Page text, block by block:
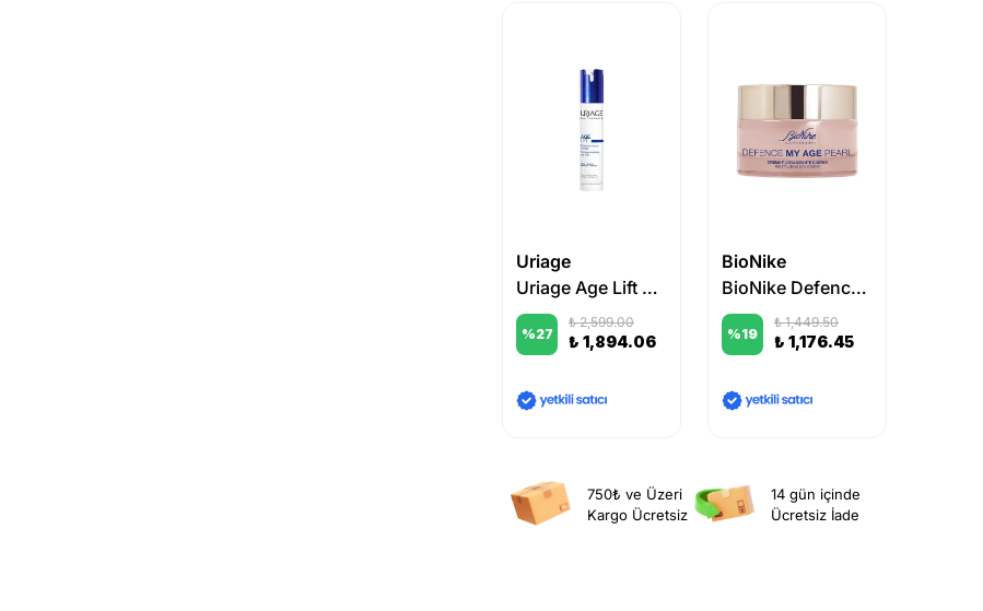
Uriage
Uriage Age Lift Firming Smoothing Day Fluid 40ml
%27
₺ 2,599.00
₺ 1,894.06
BioNike
BioNike Defence My Age Pearl Revitalising Day Cream 50 ml
%19
₺ 1,449.50
₺ 1,176.45
750₺ ve Üzeri
Kargo Ücretsiz
14 gün içinde
Ücretsiz İade